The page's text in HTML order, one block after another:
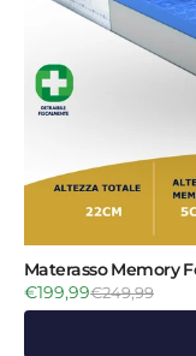
Materasso Memory
€199,99€249,99